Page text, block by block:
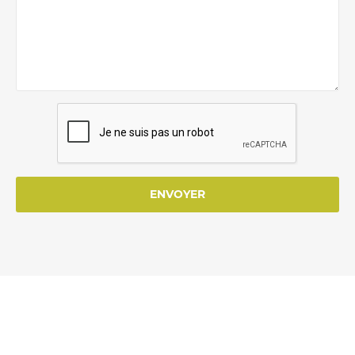
ENVOYER